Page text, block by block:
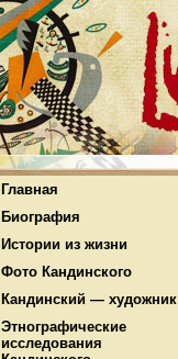
Главная
Биография
Истории из жизни
Фото Кандинского
Кандинский — художник
Этнографические
исследования